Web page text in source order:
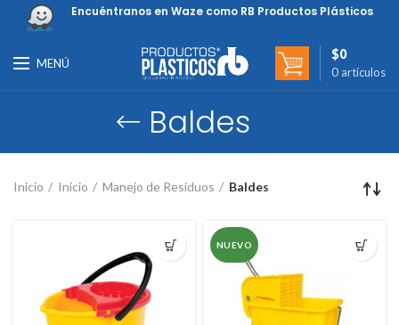
Encuéntranos en Waze como RB Productos Plásticos
MENÚ
0 artículos
$0
Baldes
Inicio Inicio Manejo de Residuos Baldes
NUEVO